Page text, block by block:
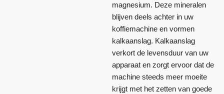
magnesium. Deze mineralen
blijven deels achter in uw
koffiemachine en vormen
kalkaanslag. Kalkaanslag
verkort de levensduur van uw
apparaat en zorgt ervoor dat de
machine steeds meer moeite
krijgt met het zetten van goede